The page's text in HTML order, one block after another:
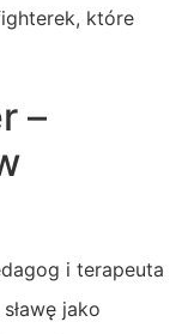
które
–
i terapeuta
jako